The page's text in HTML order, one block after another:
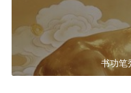
书功笔